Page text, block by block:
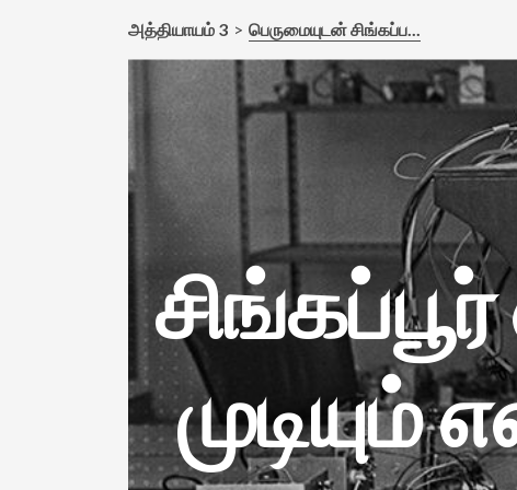
அத்தியாயம் 3 பெருமையுடன் சிங்கப்ப...
Keep
Email
I'd like to keep in